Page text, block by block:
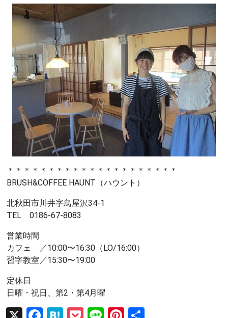
＊＊＊＊＊＊＊＊＊＊＊＊＊＊＊＊＊＊＊＊＊
BRUSH&COFFEE HAUNT（ハウント）
北秋田市川井字鳥屋沢34-1
TEL 0186-67-8083
営業時間
カフェ ／10:00〜16:30（LO/16:00）
習字教室／15:30〜19:00
定休日
日曜・祝日、第2・第4月曜